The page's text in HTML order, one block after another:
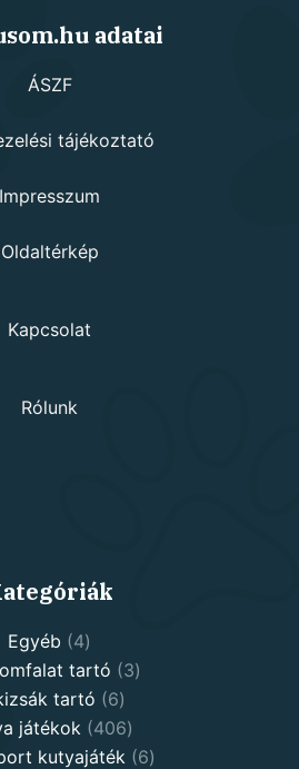
adatai
ÁSZF
tájékoztató
Impresszum
Oldaltérkép
Kapcsolat
Rólunk
Egyéb 44
products
tartó 33
tartó 66
products
játékok 406406
products
kutyajáték 66